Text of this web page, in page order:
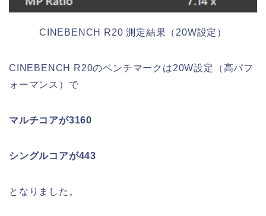
CINEBENCH R20 測定結果（20W設定）
CINEBENCH R20のベンチマークは20W設定（高パフ
ォーマンス）で
マルチコアが3160
シングルコアが443
となりました。